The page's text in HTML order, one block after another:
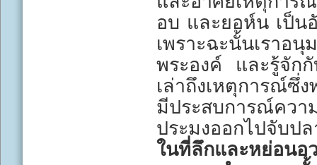
อบ และยอห์น เป็น
เพราะฉะนั้นเราอ
พระองค์ และรู้จัก
เล่าถึงเหตุการณ์ซึ่
มีประสบการณ์คว
ประมงออกไปจับป
ในที่ลึกและหย่อน